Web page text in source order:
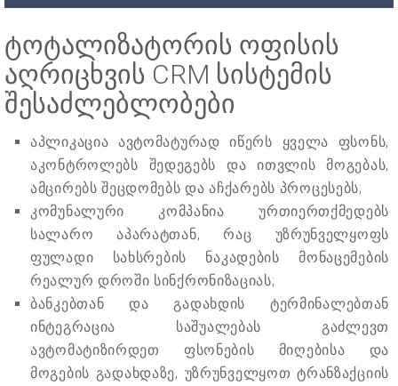
ტოტალიზატორის ოფისის
აღრიცხვის CRM სისტემის
შესაძლებლობები
აპლიკაცია ავტომატურად იწერს ყველა ფსონს,
აკონტროლებს შედეგებს და ითვლის მოგებას,
ამცირებს შეცდომებს და აჩქარებს პროცესებს;
კომუნალური კომპანია ურთიერთქმედებს
სალარო აპარატთან, რაც უზრუნველყოფს
ფულადი სახსრების ნაკადების მონაცემების
რეალურ დროში სინქრონიზაციას;
ბანკებთან და გადახდის ტერმინალებთან
ინტეგრაცია საშუალებას გაძლევთ
ავტომატიზირდეთ ფსონების მიღებისა და
მოგების გადახდაზე, უზრუნველყოთ ტრანზაქციის